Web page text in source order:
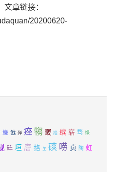
章链接：
20200620-
鳒 戗 殚 痤 犓 罭 摐 缤 崭 骛 禄
砗 垣 廥 挌 玍 磢 唠 贞 陶 虹